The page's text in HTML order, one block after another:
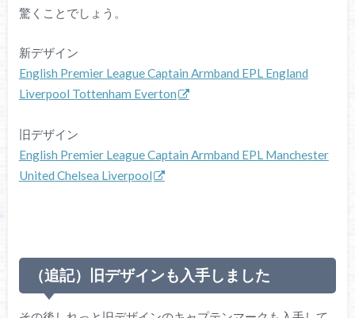
驚くことでしょう。
新デザイン
English Premier League Captain Armband EPL England
Liverpool Tottenham Everton
旧デザイン
English Premier League Captain Armband EPL Manchester
United Chelsea Liverpool
（追記）旧デザインも入手しました